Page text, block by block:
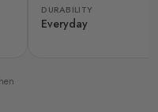
DURABILITY
Everyday